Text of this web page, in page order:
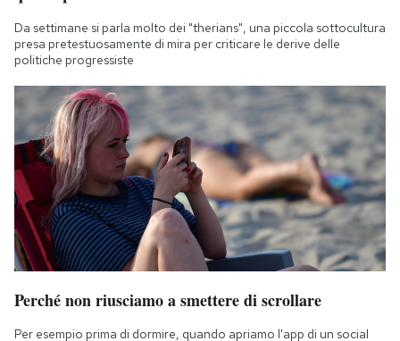
Da settimane si parla molto dei "therians", una piccola sottocultura
presa pretestuosamente di mira per criticare le derive delle
politiche progressiste
Perché non riusciamo a smettere di scrollare
Per esempio prima di dormire, quando apriamo l'app di un social